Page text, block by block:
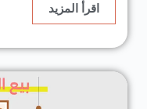
اقرأ المزيد